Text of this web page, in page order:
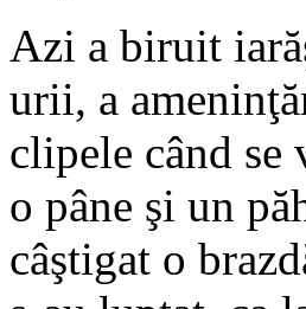
Azi a biruit
urii, a
clipele când
o pâne şi un
câştigat o